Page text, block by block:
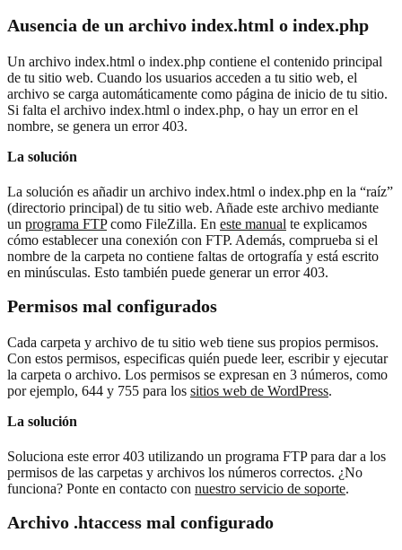
Ausencia de un archivo index.html o index.php
Un archivo index.html o index.php contiene el contenido principal
de tu sitio web. Cuando los usuarios acceden a tu sitio web, el
archivo se carga automáticamente como página de inicio de tu sitio.
Si falta el archivo index.html o index.php, o hay un error en el
nombre, se genera un error 403.
La solución
La solución es añadir un archivo index.html o index.php en la “raíz”
(directorio principal) de tu sitio web. Añade este archivo mediante
un programa FTPcomo FileZilla. En este manual te explicamos
cómo establecer una conexión con FTP. Además, comprueba si el
nombre de la carpeta no contiene faltas de ortografía y está escrito
en minúsculas. Esto también puede generar un error 403.
Permisos mal configurados
Cada carpeta y archivo de tu sitio web tiene sus propios permisos.
Con estos permisos, especificas quién puede leer, escribir y ejecutar
la carpeta o archivo. Los permisos se expresan en 3 números, como
por ejemplo, 644 y 755 para los sitios web de WordPress.
La solución
Soluciona este error 403 utilizando un programa FTP para dar a los
permisos de las carpetas y archivos los números correctos. ¿No
funciona? Ponte en contacto con nuestro servicio de soporte.
Archivo .htaccess mal configurado